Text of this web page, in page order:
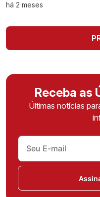
há 2 meses
Receba as
Últimas notícias